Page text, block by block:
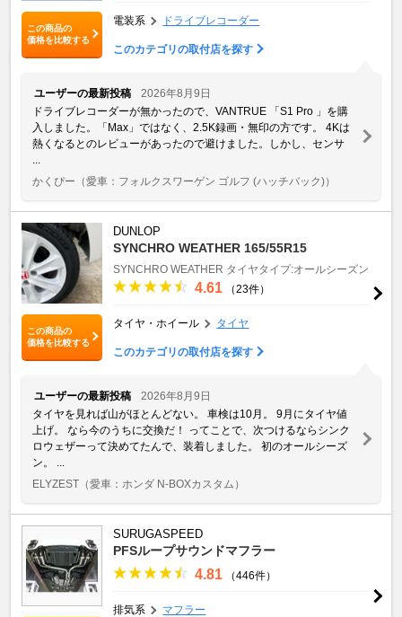
この商品の
価格を比較する
電装系 ドライブレコーダー
このカテゴリの取付店を探す
ユーザーの最新投稿
2026年8月9日
ドライブレコーダーが無かったので、VANTRUE 「S1 Pro 」を購
入しました。「Max」ではなく、2.5K録画・無印の方です。 4Kは
熱くなるとのレビューがあったので避けました。しかし、センサ
かくぴー （愛車：フォルクスワーゲン ゴルフ (ハッチバック)）
この商品の
価格を比較する
DUNLOP
SYNCHRO WEATHER 165/55R15
SYNCHRO WEATHER タイヤタイプ:オールシーズン
4.61 （23件）
タイヤ・ホイール タイヤ
このカテゴリの取付店を探す
ユーザーの最新投稿
2026年8月9日
タイヤを見れば山がほとんどない。 車検は10月。 9月にタイヤ値
上げ。 なら今のうちに交換だ！ ってことで、次つけるならシンク
ロウェザーって決めてたんで、装着しました。 初のオールシーズ
ン。 ...
ELYZEST （愛車：ホンダ N-BOXカスタム）
SURUGASPEED
PFSループサウンドマフラー
4.81 （446件）
排気系 マフラー